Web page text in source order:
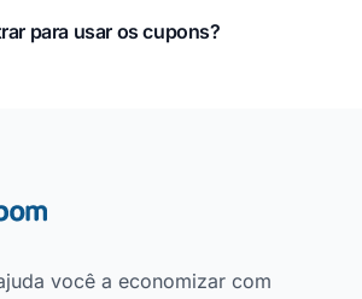
para usar os cupons?
você a economizar com